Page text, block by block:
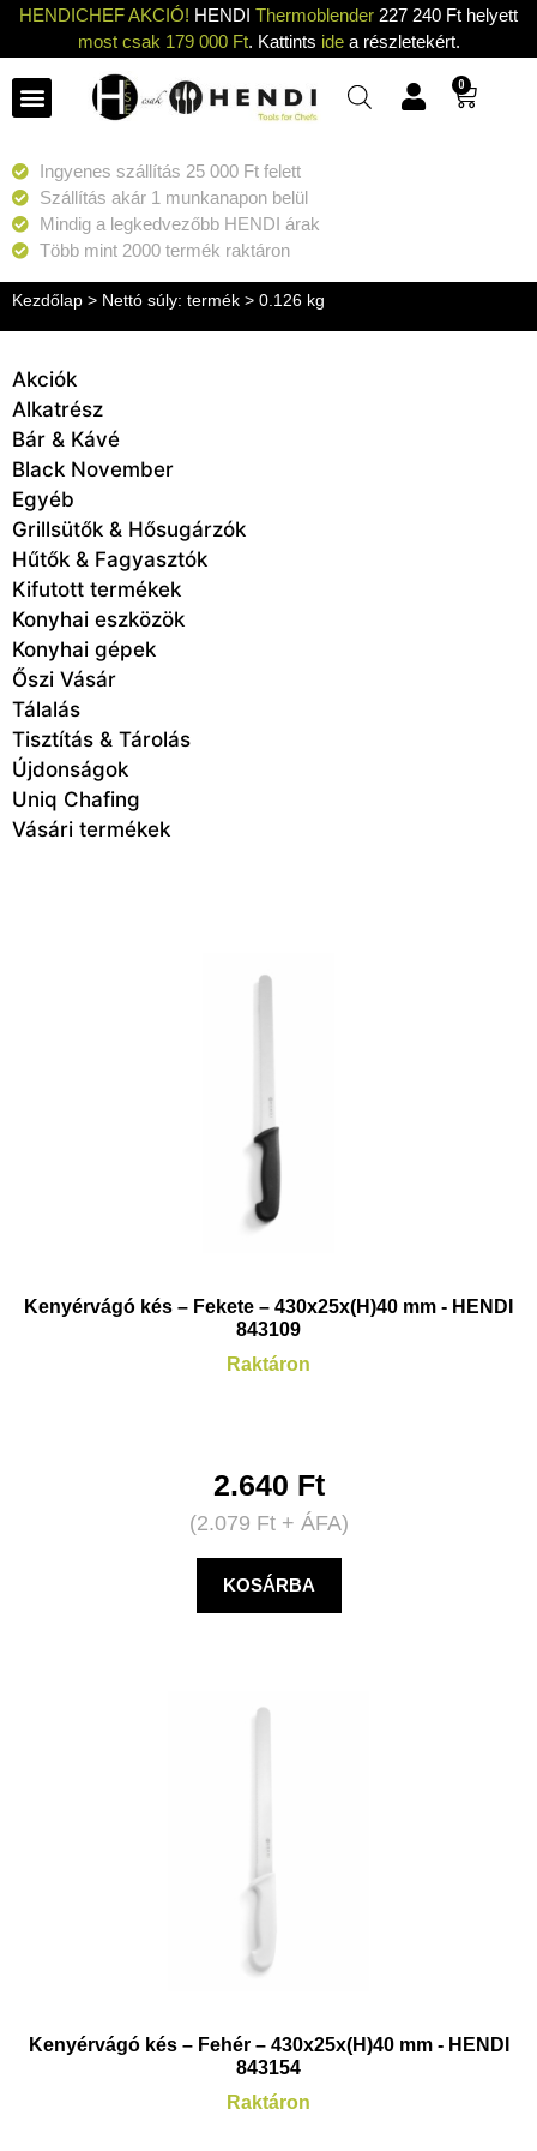
HENDICHEF AKCIÓ! HENDI Thermoblender 227 240 Ft helyett
most csak 179 000 Ft. Kattints idea részletekért.
0
Ingyenes szállítás 25 000 Ft felett
Szállítás akár 1 munkanapon belül
Mindig a legkedvezőbb HENDI árak
Több mint 2000 termék raktáron
Kezdőlap > Nettó súly: termék > 0.126 kg
Akciók
Alkatrész
Bár & Kávé
Black November
Egyéb
Grillsütők & Hősugárzók
Hűtők & Fagyasztók
Kifutott termékek
Konyhai eszközök
Konyhai gépek
Őszi Vásár
Tálalás
Tisztítás & Tárolás
Újdonságok
Uniq Chafing
Vásári termékek
Kenyérvágó kés – Fekete – 430x25x(H)40 mm - HENDI
843109
Raktáron
2.640 Ft
(2.079 Ft+ ÁFA)
KOSÁRBA
Kenyérvágó kés – Fehér – 430x25x(H)40 mm - HENDI
843154
Raktáron